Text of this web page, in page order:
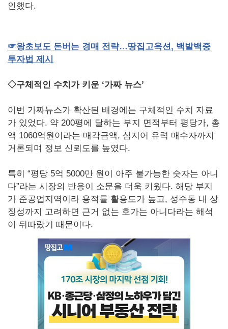
인했다.
☞왕초보도 돈버는 경매 전략…땅집고옥션 , 백발백중
투자법 제시
◇구체적인 수치가 키운 ‘가짜 뉴스’
이번 가짜뉴스가 확산된 배경에는 구체적인 수치 자료
가 있었다. 약 200평에 달하는 부지 면적부터 평당가, 총
액 1060억원이라는 매각금액, 심지어 유력 매수자까지
거론되며 정보 신뢰도를 높였다.
특히 “평당 5억 5000만 원이 아주 불가능한 숫자는 아니
다”라는 시장의 반응이 소문을 더욱 키웠다. 해당 부지
가 준공업지역이라 용적률 활용도가 높고, 성수동 내 상
징성까지 고려하면 근거 없는 호가는 아니다라는 해석
이 뒤따랐기 때문이다.